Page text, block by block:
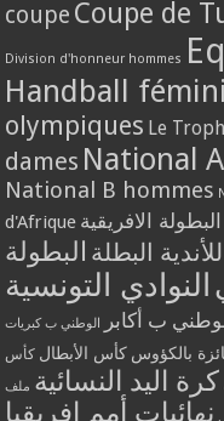
coupe Coupe de
Division d'honneur hommes
Handball
olympiques Le
dames National
National B hommes
d'Afrique البطولة الافريقية
البطلة البطولة
النوادي التونسية
ب أكابر الوطني ب كبريات
بالكؤوس كأس الأبطال كأس
كرة اليد النسائية ملف
نهائيات أمم إفريقيا